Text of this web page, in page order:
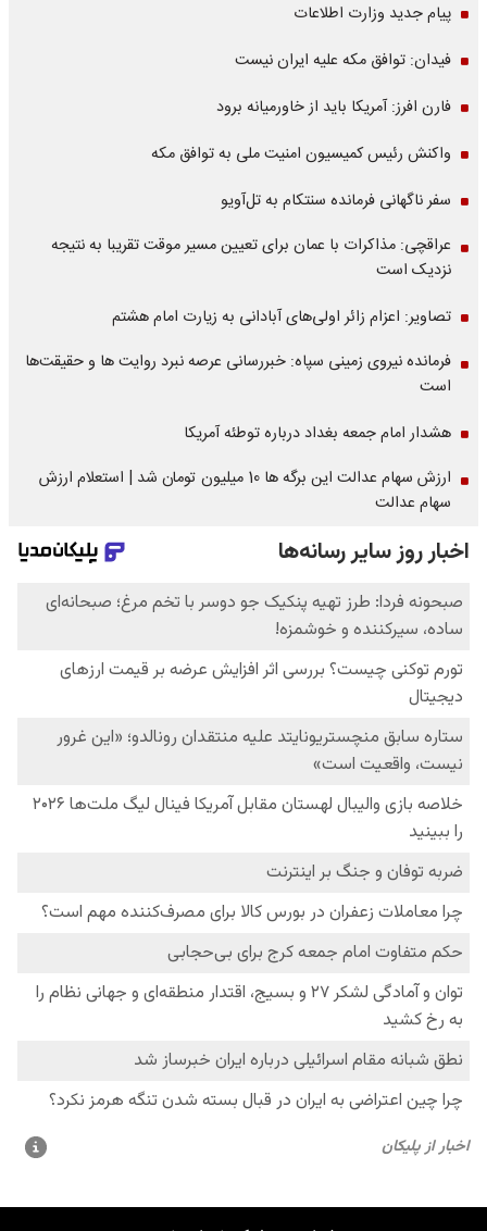
پیام جدید وزارت اطلاعات
فیدان: توافق مکه علیه ایران نیست
فارن افرز: آمریکا باید از خاورمیانه برود
واکنش رئیس کمیسیون امنیت ملی به توافق مکه
سفر ناگهانی فرمانده سنتکام به تل‌آویو
عراقچی: مذاکرات با عمان برای تعیین مسیر موقت تقریبا به نتیجه
نزدیک است
تصاویر: اعزام زائر اولی‌های آبادانی به زیارت امام هشتم
فرمانده نیروی زمینی سپاه: خبررسانی عرصه نبرد روایت ها و حقیقت‌ها
است
هشدار امام جمعه بغداد درباره توطئه آمریکا
ارزش سهام عدالت این برگه ها 10 میلیون تومان شد | استعلام ارزش
سهام عدالت